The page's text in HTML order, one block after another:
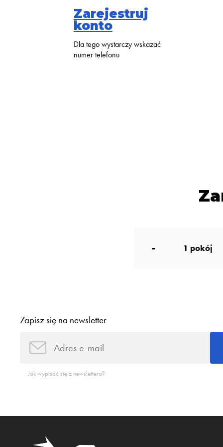
Zarejestruj
konto
Dla tego wystarczy wskazać
numer telefonu
- 1 pokój
Zapisz się na newsletter
Jak wypisać się z newslettera?